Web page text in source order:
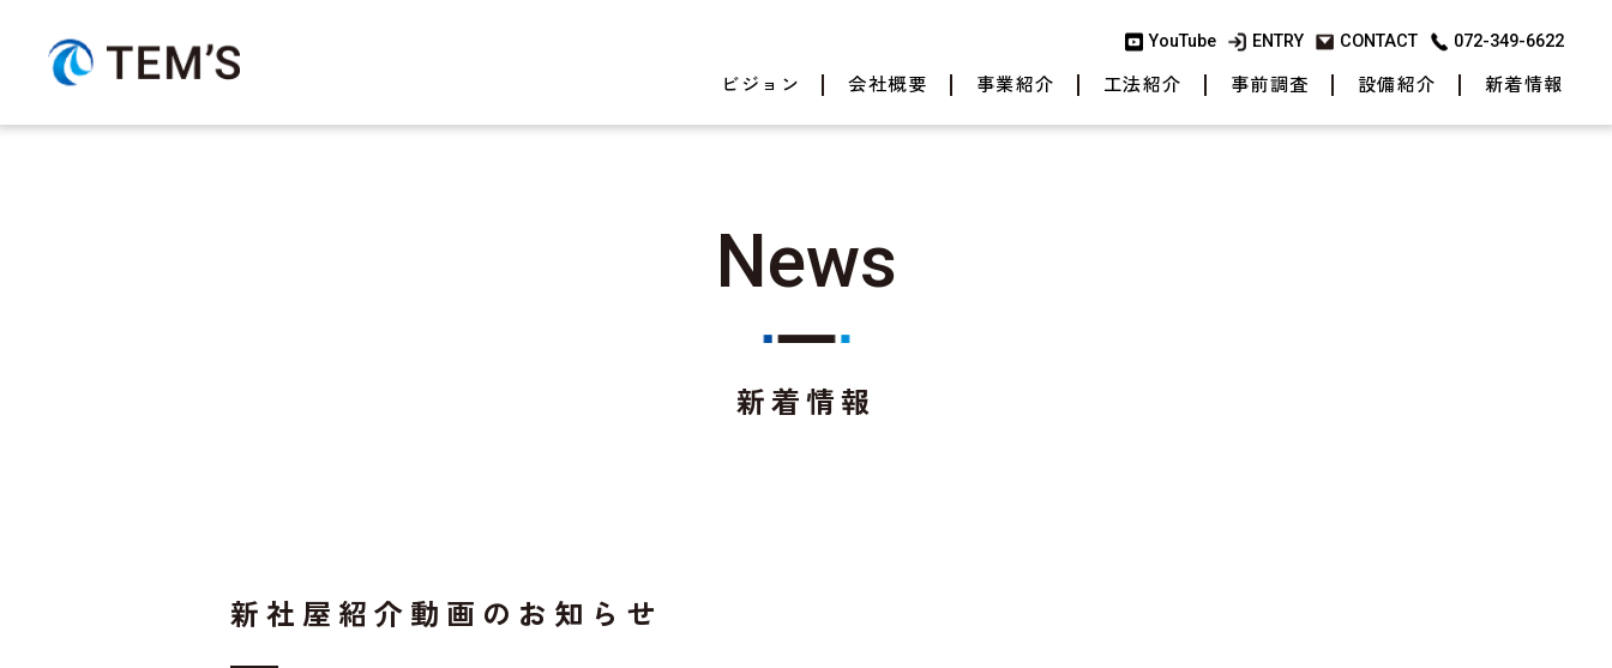
YouTube ENTRY CONTACT 072-349-6622
ビジョン 会社概要 事業紹介 工法紹介 事前調査 設備紹介 新着情報
News
新着情報
新社屋紹介動画のお知らせ